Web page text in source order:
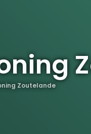
Zoutelande